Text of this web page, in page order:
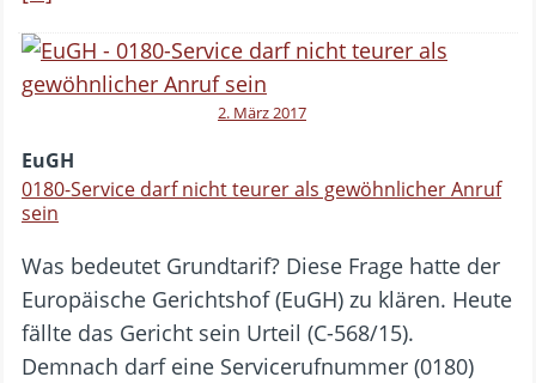
2. März 2017
EuGH
0180-Service darf nicht teurer als gewöhnlicher Anruf
sein
Was bedeutet Grundtarif? Diese Frage hatte der
Europäische Gerichtshof (EuGH) zu klären. Heute
fällte das Gericht sein Urteil (C-568/15).
Demnach darf eine Servicerufnummer (0180)